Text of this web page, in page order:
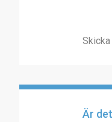
Är